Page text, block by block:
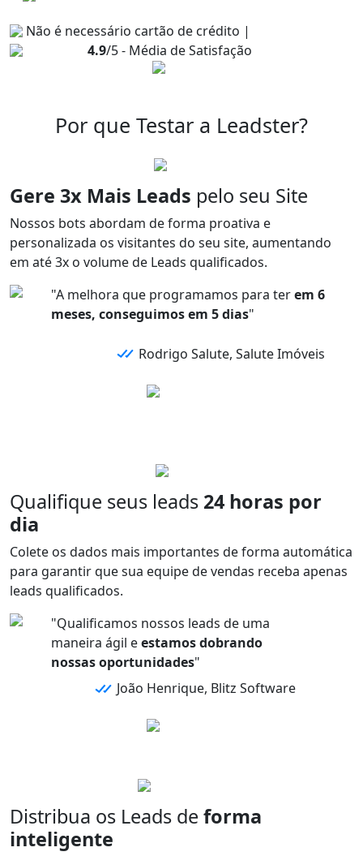
Não é necessário cartão de crédito |
4.9/5 - Média de Satisfação
Por que Testar a Leadster?
Gere 3x Mais Leads pelo seu Site
Nossos bots abordam de forma proativa e
personalizada os visitantes do seu site, aumentando
em até 3x o volume de Leads qualificados.
"A melhora que programamos para terem 6
meses, conseguimos em 5 dias"
Rodrigo Salute, Salute Imóveis
Qualifique seus leads 24 horas por
dia
Colete os dados mais importantes de forma automática
para garantir que sua equipe de vendas receba apenas
leads qualificados.
"Qualificamos nossos leads de uma
maneira ágil eestamos dobrando
nossas oportunidades"
João Henrique, Blitz Software
Distribua os Leads de forma
inteligente